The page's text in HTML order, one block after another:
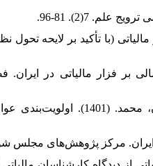
حسن. (1393). جرم انگاری فرار مالیاتی (با
(1398). بررسی تأثیر توسعه مالی بر فزار
9. زارع بهنمیری، محمدحسین، رحیمیان امیری،